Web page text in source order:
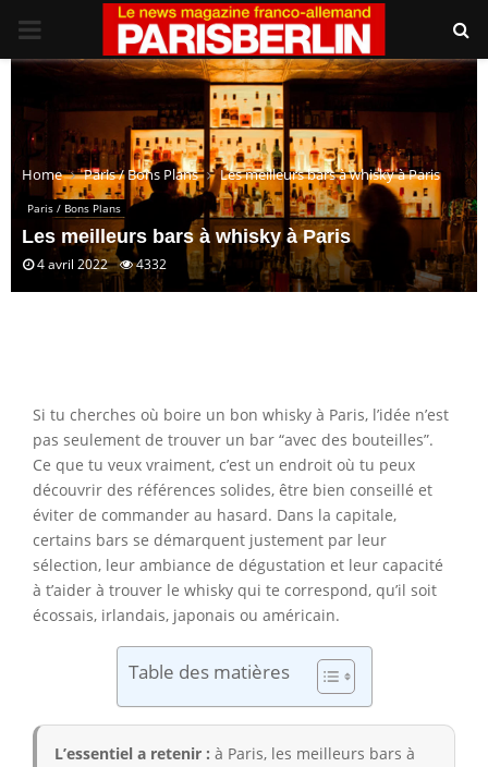
PRIMARY
MENU
Home Paris / Bons Plans Les meilleurs bars à whisky à Paris
Paris / Bons Plans
Les meilleurs bars à whisky à Paris
4 avril 2022 4332
Si tu cherches où boire un bon whisky à Paris, l’idée n’est
pas seulement de trouver un bar “avec des bouteilles”.
Ce que tu veux vraiment, c’est un endroit où tu peux
découvrir des références solides, être bien conseillé et
éviter de commander au hasard. Dans la capitale,
certains bars se démarquent justement par leur
sélection, leur ambiance de dégustation et leur capacité
à t’aider à trouver le whisky qui te correspond, qu’il soit
écossais, irlandais, japonais ou américain.
Table des matières
L’essentiel a retenir : à Paris, les meilleurs bars à